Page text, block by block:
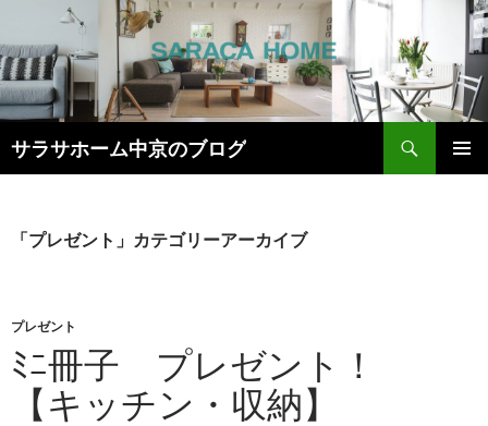
サラサホーム中京のブログ
索
ン
キ
ッ
プ
「プレゼント」カテゴリーアーカイブ
プレゼント
ﾐﾆ冊子 プレゼント！
【キッチン・収納】